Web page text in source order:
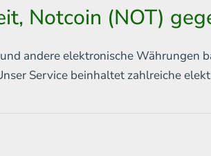
Notcoin (NOT)
andere elektronische Währungen
Service beinhaltet zahlreiche